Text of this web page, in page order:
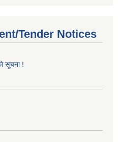
Tender Notices
सूचना !